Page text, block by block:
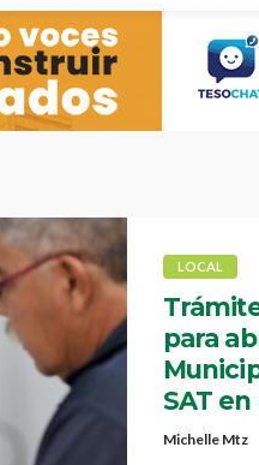
LOCAL
para
SAT en
Michelle Mtz